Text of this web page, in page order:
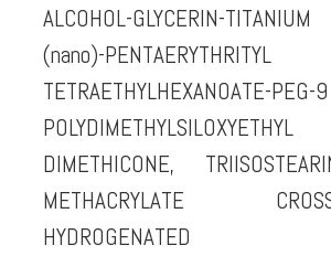
ALCOHOL-GLYCERIN-
(nano)-PENTAERYTHRITYL
TETRAETHYLHEXANOATE-PEG-9
POLYDIMETHYLSILOXYETHYL
DIMETHICONE,
METHACRYLATE
HYDROGENATED